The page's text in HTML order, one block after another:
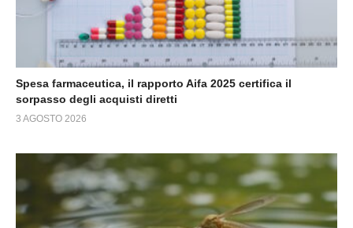
Spesa farmaceutica, il rapporto Aifa 2025 certifica il
sorpasso degli acquisti diretti
3 AGOSTO 2026